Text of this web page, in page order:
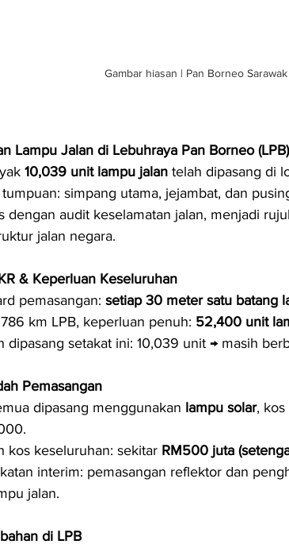
Gambar hiasan | Pan Borneo Sarawak
Lampu Jalan di Lebuhraya Pan Borneo
10,039 unit lampu jalan telah dipasang di
tumpuan: simpang utama, jejambat, dan
dengan audit keselamatan jalan, menjadi
jalan negara.
& Keperluan Keseluruhan
pemasangan: setiap 30 meter satu batang
km LPB, keperluan penuh: 52,400 unit
dipasang setakat ini: 10,039 unit → masih
Pemasangan
dipasang menggunakan lampu solar, kos
kos keseluruhan: sekitar RM500 juta
interim: pemasangan reflektor dan
jalan.
di LPB